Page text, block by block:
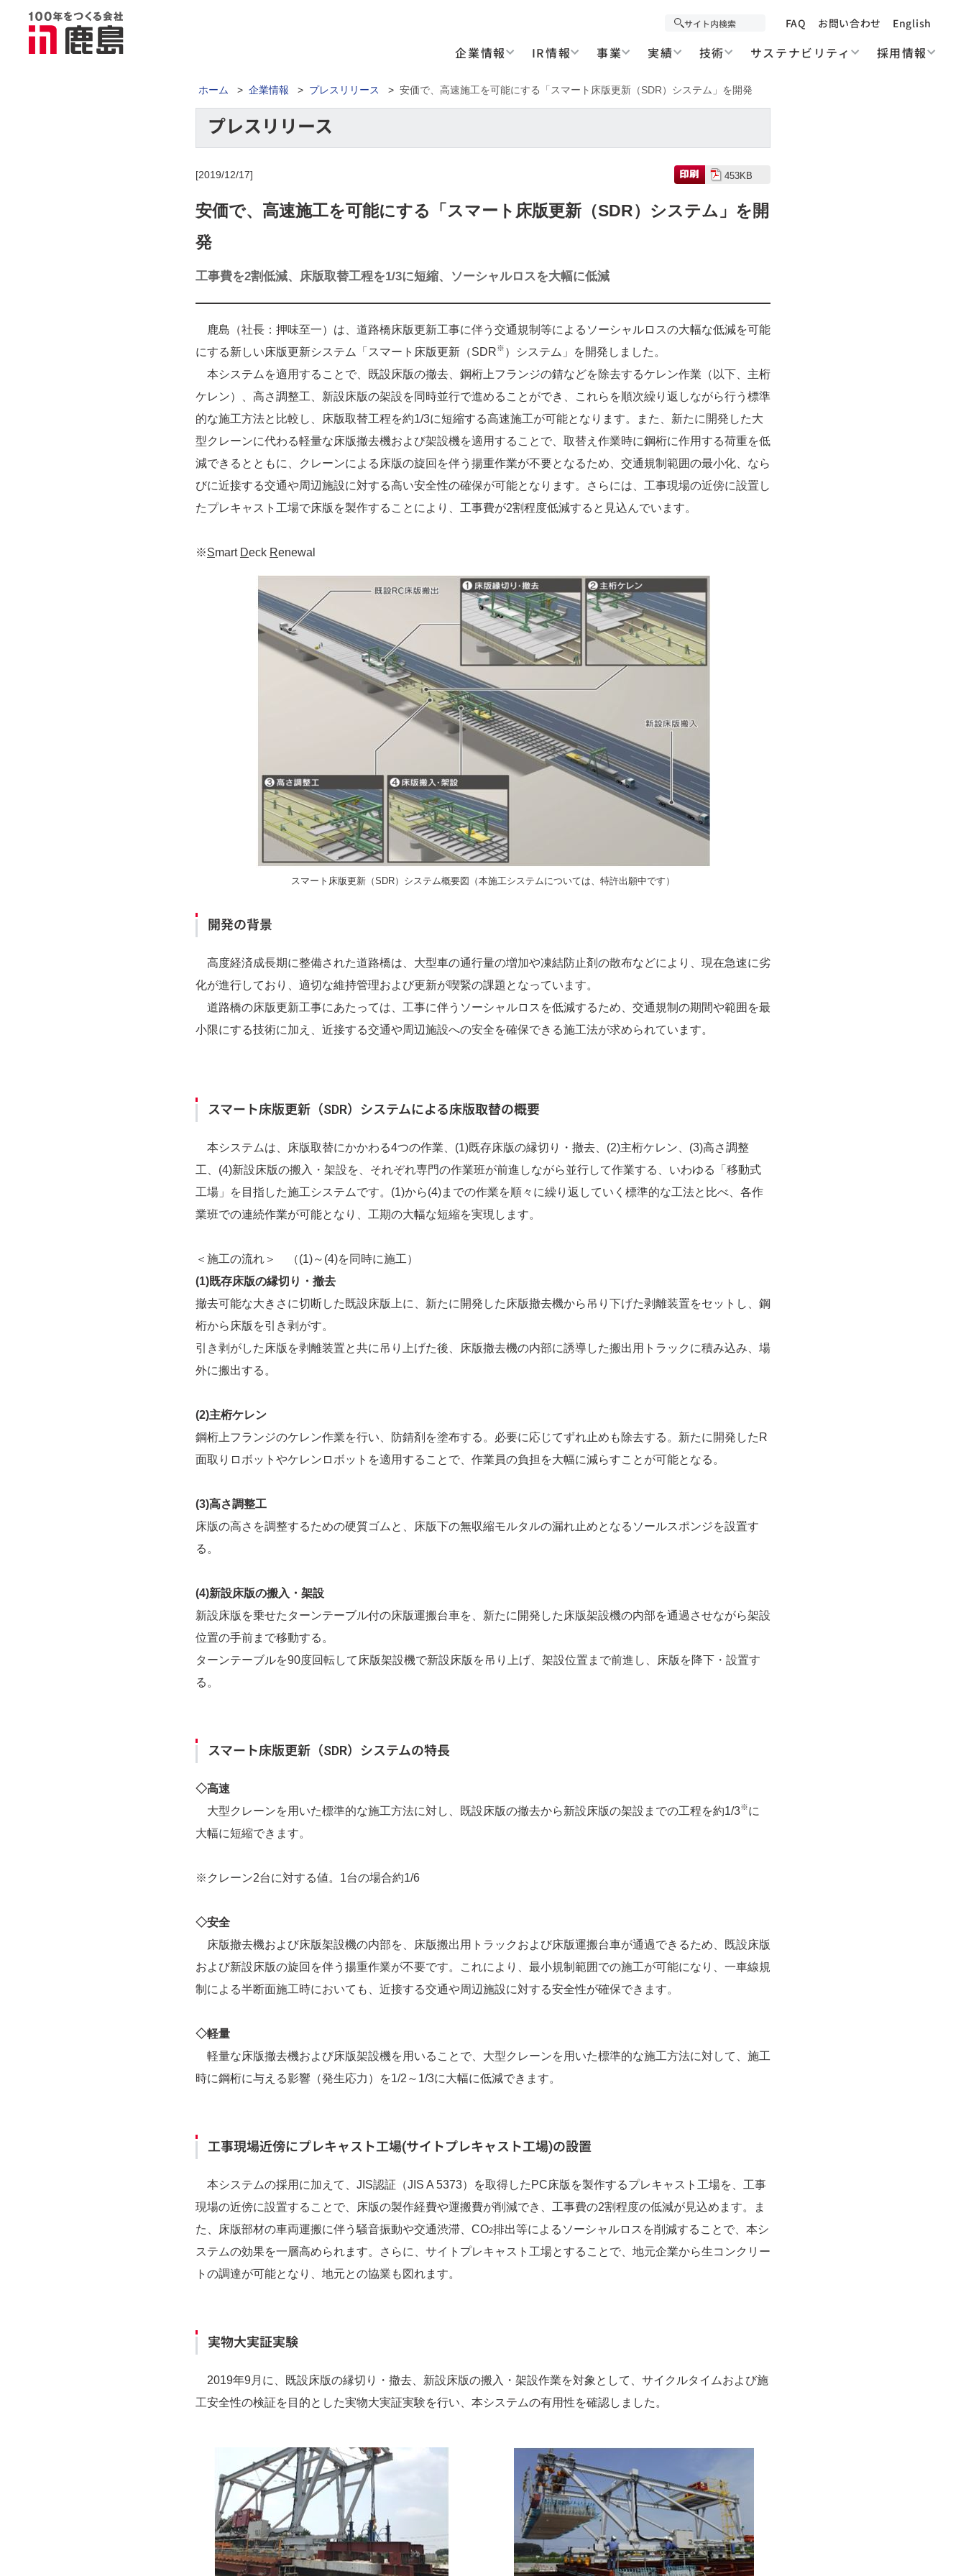
FAQ お問い合わせ English
企業情報 IR情報 事業 実績 技術 サステナビリティ 採用情報
ホーム > 企業情報 > プレスリリース > 安価で、高速施工を可能にする「スマート床版更新（SDR）システム」を開発
[2019/12/17] 453KB
安価で、高速施工を可能にする「スマート床版更新（SDR）システム」を開
発
工事費を2割低減、床版取替工程を1/3に短縮、ソーシャルロスを大幅に低減
鹿島（社長：押味至一）は、道路橋床版更新工事に伴う交通規制等によるソーシャルロスの大幅な低減を可能
にする新しい床版更新システム「スマート床版更新（SDR※ ）システム」を開発しました。
本システムを適用することで、既設床版の撤去、鋼桁上フランジの錆などを除去するケレン作業（以下、主桁
ケレン）、高さ調整工、新設床版の架設を同時並行で進めることができ、これらを順次繰り返しながら行う標準
的な施工方法と比較し、床版取替工程を約1/3に短縮する高速施工が可能となります。また、新たに開発した大
型クレーンに代わる軽量な床版撤去機および架設機を適用することで、取替え作業時に鋼桁に作用する荷重を低
減できるとともに、クレーンによる床版の旋回を伴う揚重作業が不要となるため、交通規制範囲の最小化、なら
びに近接する交通や周辺施設に対する高い安全性の確保が可能となります。さらには、工事現場の近傍に設置し
たプレキャスト工場で床版を製作することにより、工事費が2割程度低減すると見込んでいます。
※Smart Deck Renewal
スマート床版更新（SDR）システム概要図（本施工システムについては、特許出願中です）
開発の背景
高度経済成長期に整備された道路橋は、大型車の通行量の増加や凍結防止剤の散布などにより、現在急速に劣
化が進行しており、適切な維持管理および更新が喫緊の課題となっています。
道路橋の床版更新工事にあたっては、工事に伴うソーシャルロスを低減するため、交通規制の期間や範囲を最
小限にする技術に加え、近接する交通や周辺施設への安全を確保できる施工法が求められています。
スマート床版更新（SDR）システムによる床版取替の概要
本システムは、床版取替にかかわる4つの作業、(1)既存床版の縁切り・撤去、(2)主桁ケレン、(3)高さ調整
工、(4)新設床版の搬入・架設を、それぞれ専門の作業班が前進しながら並行して作業する、いわゆる「移動式
工場」を目指した施工システムです。(1)から(4)までの作業を順々に繰り返していく標準的な工法と比べ、各作
業班での連続作業が可能となり、工期の大幅な短縮を実現します。
＜施工の流れ＞ （(1)～(4)を同時に施工）
(1)既存床版の縁切り・撤去
撤去可能な大きさに切断した既設床版上に、新たに開発した床版撤去機から吊り下げた剥離装置をセットし、鋼
桁から床版を引き剥がす。
引き剥がした床版を剥離装置と共に吊り上げた後、床版撤去機の内部に誘導した搬出用トラックに積み込み、場
外に搬出する。
(2)主桁ケレン
鋼桁上フランジのケレン作業を行い、防錆剤を塗布する。必要に応じてずれ止めも除去する。新たに開発したR
面取りロボットやケレンロボットを適用することで、作業員の負担を大幅に減らすことが可能となる。
(3)高さ調整工
床版の高さを調整するための硬質ゴムと、床版下の無収縮モルタルの漏れ止めとなるソールスポンジを設置す
る。
(4)新設床版の搬入・架設
新設床版を乗せたターンテーブル付の床版運搬台車を、新たに開発した床版架設機の内部を通過させながら架設
位置の手前まで移動する。
ターンテーブルを90度回転して床版架設機で新設床版を吊り上げ、架設位置まで前進し、床版を降下・設置す
る。
スマート床版更新（SDR）システムの特長
◇高速
大型クレーンを用いた標準的な施工方法に対し、既設床版の撤去から新設床版の架設までの工程を約1/3※に
大幅に短縮できます。
※クレーン2台に対する値。1台の場合約1/6
◇安全
床版撤去機および床版架設機の内部を、床版搬出用トラックおよび床版運搬台車が通過できるため、既設床版
および新設床版の旋回を伴う揚重作業が不要です。これにより、最小規制範囲での施工が可能になり、一車線規
制による半断面施工時においても、近接する交通や周辺施設に対する安全性が確保できます。
◇軽量
軽量な床版撤去機および床版架設機を用いることで、大型クレーンを用いた標準的な施工方法に対して、施工
時に鋼桁に与える影響（発生応力）を1/2～1/3に大幅に低減できます。
工事現場近傍にプレキャスト工場(サイトプレキャスト工場)の設置
本システムの採用に加えて、JIS認証（JIS A 5373）を取得したPC床版を製作するプレキャスト工場を、工事
現場の近傍に設置することで、床版の製作経費や運搬費が削減でき、工事費の2割程度の低減が見込めます。ま
た、床版部材の車両運搬に伴う騒音振動や交通渋滞、CO2排出等によるソーシャルロスを削減することで、本シ
ステムの効果を一層高められます。さらに、サイトプレキャスト工場とすることで、地元企業から生コンクリー
トの調達が可能となり、地元との協業も図れます。
実物大実証実験
2019年9月に、既設床版の縁切り・撤去、新設床版の搬入・架設作業を対象として、サイクルタイムおよび施
工安全性の検証を目的とした実物大実証実験を行い、本システムの有用性を確認しました。